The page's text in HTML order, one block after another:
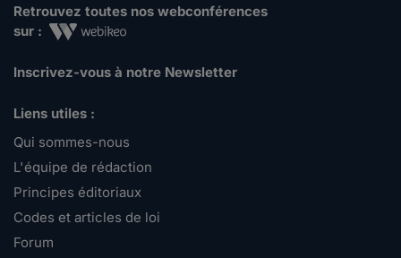
Retrouvez toutes nos webconférences
sur :
Inscrivez-vous à notre Newsletter
Liens utiles :
Qui sommes-nous
L'équipe de rédaction
Principes éditoriaux
Codes et articles de loi
Forum